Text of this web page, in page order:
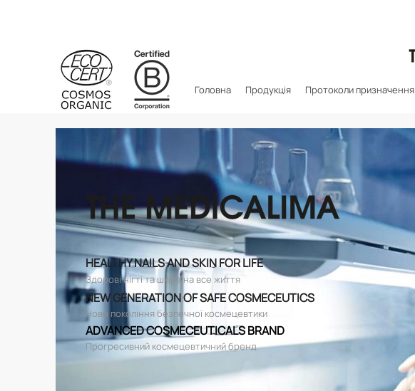
Головна Продукція Протоколи призначення
HEALTHY NAILS AND SKIN FOR LIFE
Здорові нігті та шкіра на все життя
NEW GENERATION OF SAFE COSMECEUTICS
Нове покоління безпечної космецевтики
ADVANCED COSMECEUTICALS BRAND
Прогресивний космецевтичний бренд